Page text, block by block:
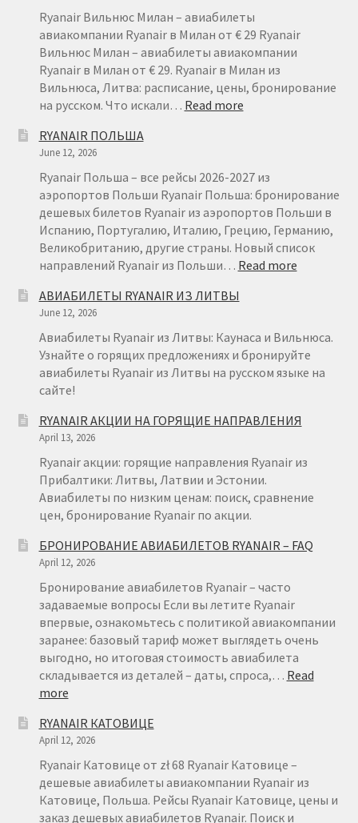
Ryanair Вильнюс Милан – авиабилеты
авиакомпании Ryanair в Милан от € 29 Ryanair
Вильнюс Милан – авиабилеты авиакомпании
Ryanair в Милан от € 29. Ryanair в Милан из
Вильнюса, Литва: расписание, цены, бронирование
на русском. Что искали… Read more:
ОТ
€
29
RYANAIR ПОЛЬША
June 12, 2026
Ryanair Польша – все рейсы 2026-2027 из
аэропортов Польши Ryanair Польша: бронирование
дешевых билетов Ryanair из аэропортов Польши в
Испанию, Португалию, Италию, Грецию, Германию,
Великобританию, другие страны. Новый список
направлений Ryanair из Польши… Read more:
АВИАБИЛЕТЫ RYANAIR ИЗ ЛИТВЫ
June 12, 2026
Авиабилеты Ryanair из Литвы: Каунаса и Вильнюса.
Узнайте о горящих предложениях и бронируйте
авиабилеты Ryanair из Литвы на русском языке на
сайте!
RYANAIR АКЦИИ НА ГОРЯЩИЕ НАПРАВЛЕНИЯ
April 13, 2026
Ryanair акции: горящие направления Ryanair из
Прибалтики: Литвы, Латвии и Эстонии.
Авиабилеты по низким ценам: поиск, сравнение
цен, бронирование Ryanair по акции.
БРОНИРОВАНИЕ АВИАБИЛЕТОВ RYANAIR – FAQ
April 12, 2026
Бронирование авиабилетов Ryanair – часто
задаваемые вопросы Если вы летите Ryanair
впервые, ознакомьтесь с политикой авиакомпании
заранее: базовый тариф может выглядеть очень
выгодно, но итоговая стоимость авиабилета
складывается из деталей – даты, спроса,… Read
more:
АВИАБИЛЕТОВ
RYANAIR
–
FAQ
RYANAIR КАТОВИЦЕ
April 12, 2026
Ryanair Катовице от zł 68 Ryanair Катовице –
дешевые авиабилеты авиакомпании Ryanair из
Катовице, Польша. Рейсы Ryanair Катовице, цены и
заказ дешевых авиабилетов Ryanair. Поиск и